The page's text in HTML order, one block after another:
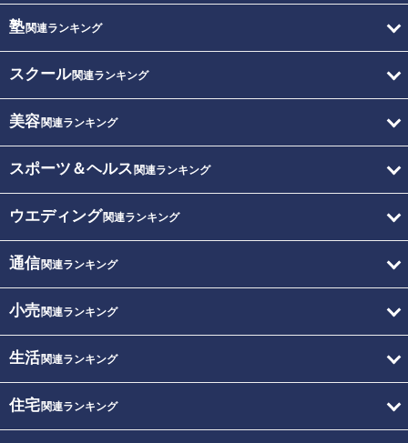
塾関連ランキング
スクール関連ランキング
美容関連ランキング
スポーツ＆ヘルス 関連ランキング
ウエディング関連ランキング
通信関連ランキング
小売関連ランキング
生活関連ランキング
住宅関連ランキング